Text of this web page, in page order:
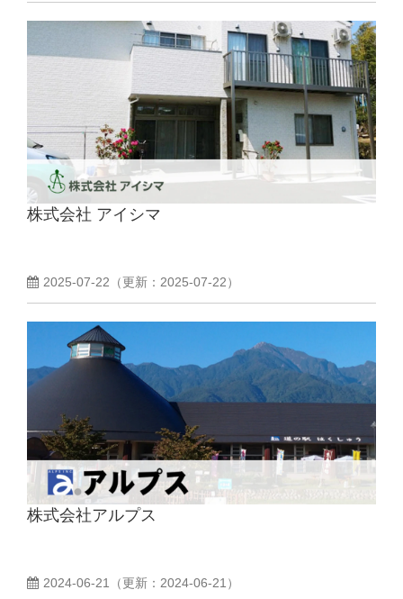
株式会社 アイシマ
2025-07-22 （更新： 2025-07-22）
株式会社アルプス
2024-06-21 （更新： 2024-06-21 ）